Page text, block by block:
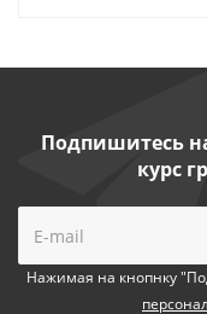
Подпишитесь
курс
Нажимая на кнопнку